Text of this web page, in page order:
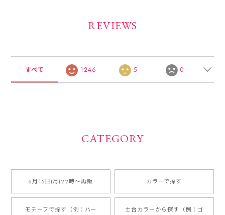
REVIEWS
すべて 1246 5 0
CATEGORY
6月15日(月)22時〜再販 カラーで探す
モチーフで探す（例：ハー
土台カラーから探す（例：ゴ